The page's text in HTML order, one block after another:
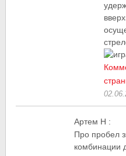
Артем Н :
Про пробел
комбинации